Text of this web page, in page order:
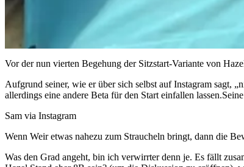
Vor der nun vierten Begehung der Sitzstart-Variante von
Aufgrund seiner, wie er über sich selbst auf Instagram sagt,
allerdings eine andere Beta für den Start einfallen
Sam via Instagram
Wenn Weir etwas nahezu zum Straucheln bringt, dann die
Was den Grad angeht, bin ich verwirrter denn je. Es fällt